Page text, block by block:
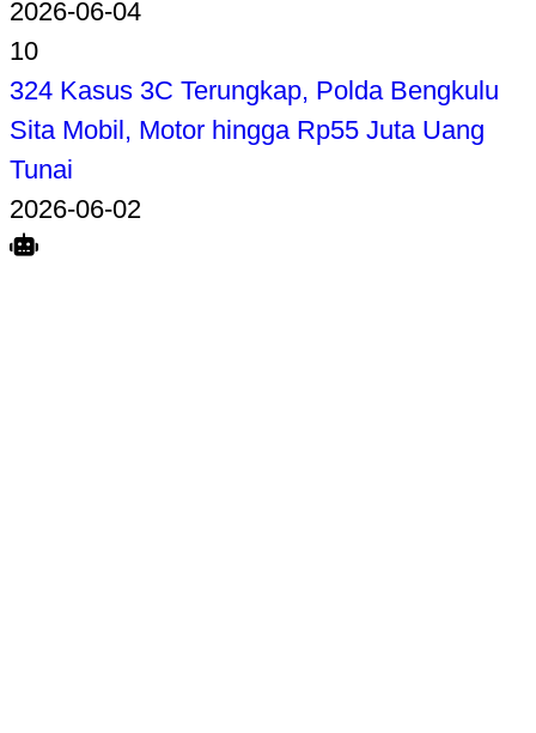
2026-06-04
10
324 Kasus 3C Terungkap, Polda Bengkulu
Sita Mobil, Motor hingga Rp55 Juta Uang
Tunai
2026-06-02